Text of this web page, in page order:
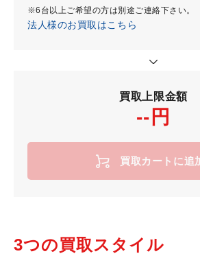
※6台以上ご希望の方は別途ご連絡下さい。
法人様のお買取はこちら
買取上限金額
--円
買取カートに追
3つの買取スタイル